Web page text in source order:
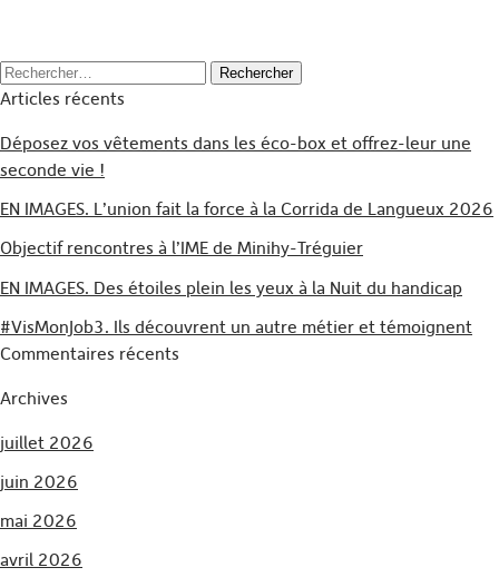
Rechercher :
Articles récents
Déposez vos vêtements dans les éco-box et offrez-leur une
seconde vie !
EN IMAGES. L’union fait la force à la Corrida de Langueux 2026
Objectif rencontres à l’IME de Minihy-Tréguier
EN IMAGES. Des étoiles plein les yeux à la Nuit du handicap
#VisMonJob3. Ils découvrent un autre métier et témoignent
Commentaires récents
Archives
juillet 2026
juin 2026
mai 2026
avril 2026